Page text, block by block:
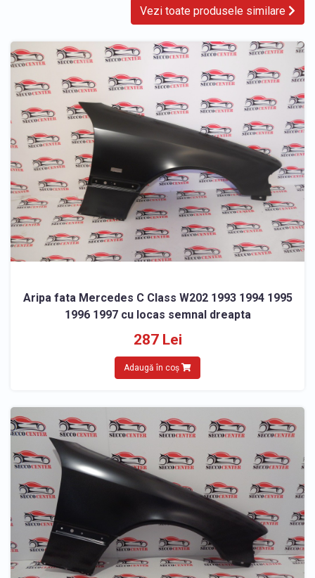
Vezi toate produsele similare
Aripa fata Mercedes C Class W202 1993 1994 1995
1996 1997 cu locas semnal dreapta
287 Lei
Adaugă în coș